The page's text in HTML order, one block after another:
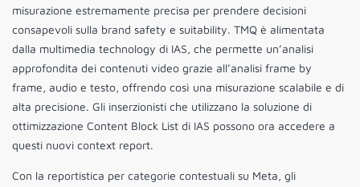
misurazione estremamente precisa per prendere decisioni
consapevoli sulla brand safety e suitability. TMQ è alimentata
dalla multimedia technology di IAS, che permette un’analisi
approfondita dei contenuti video grazie all’analisi frame by
frame, audio e testo, offrendo così una misurazione scalabile e di
alta precisione. Gli inserzionisti che utilizzano la soluzione di
ottimizzazione Content Block List di IAS possono ora accedere a
questi nuovi context report.
Con la reportistica per categorie contestuali su Meta, gli